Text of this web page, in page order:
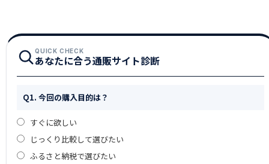
QUICK CHECK
あなたに合う通販サイト診断
Q1. 今回の購入目的は？
すぐに欲しい
じっくり比較して選びたい
ふるさと納税で選びたい